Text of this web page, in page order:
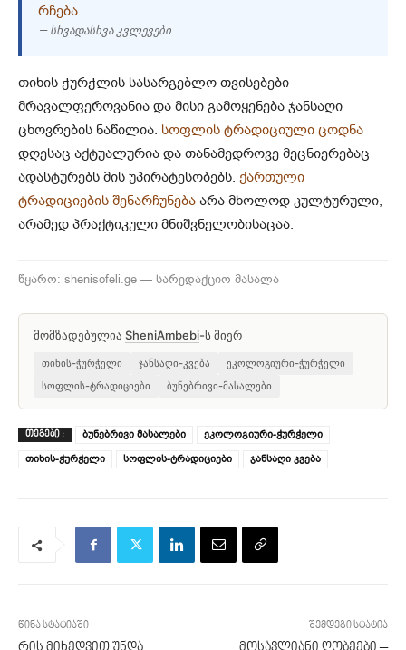
ᲠᲩᲔᲑᲐ.
— სხვადასხვა კვლევები
თიხის ჭურჭლის სასარგებლო თვისებები
მრავალფეროვანია და მისი გამოყენება ჯანსაღი
ცხოვრების ნაწილია. სოფლის ტრადიციული ცოდნა
დღესაც აქტუალურია და თანამედროვე მეცნიერებაც
ადასტურებს მის უპირატესობებს. ქართული
ტრადიციების შენარჩუნება არა მხოლოდ კულტურული,
არამედ პრაქტიკული მნიშვნელობისაცაა.
წყარო: shenisofeli.ge — სარედაქციო მასალა
მომზადებულია SheniAmbebi-ს მიერ
თიხის-ჭურჭელი ჯანსაღი-კვება
ეკოლოგიური-ჭურჭელი
სოფლის-ტრადიციები
ბუნებრივი-მასალები
ᲗᲔᲒᲔᲑᲘ : ბუნებრივი მასალები
ეკოლოგიური-ჭურჭელი
თიხის-ჭურჭელი
სოფლის-ტრადიციები ჯანსაღი კვება
წინა სტატიაში შემდეგი სტატია